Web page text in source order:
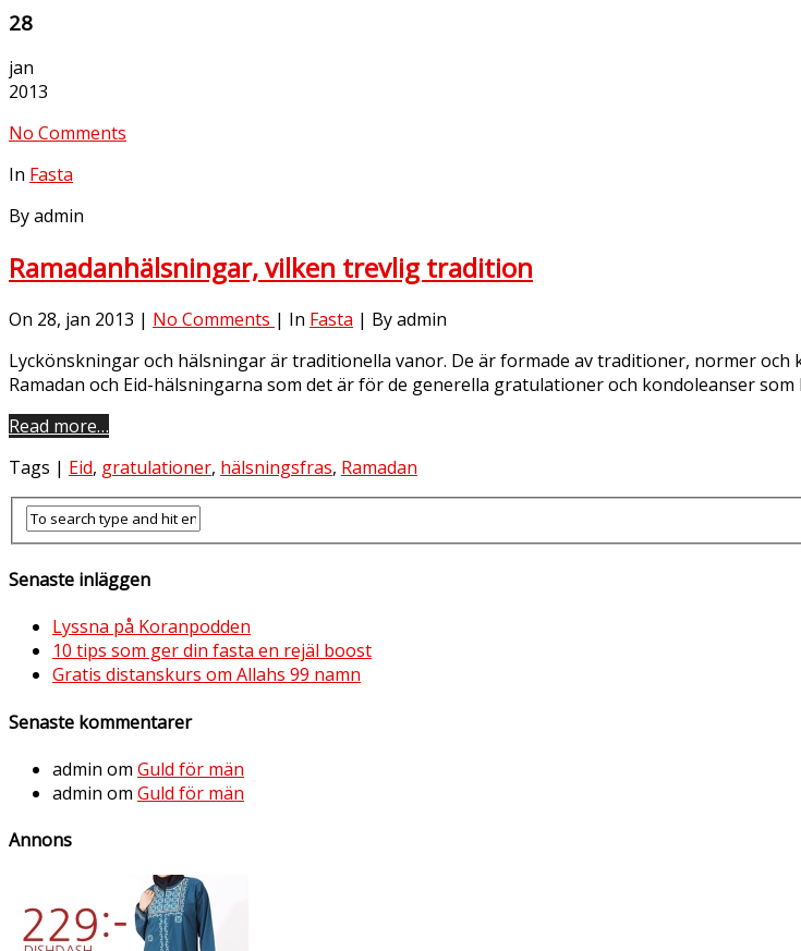
28
jan
2013
No Comments
In Fasta
By admin
Ramadanhälsningar, vilken trevlig tradition
On 28, jan 2013 | No Comments | In Fasta | By admin
Lyckönskningar och hälsningar är traditionella vanor. De är formade av traditioner, normer
Ramadan och Eid-hälsningarna som det är för de generella gratulationer och kondoleanser
Read more…
Tags | Eid, gratulationer, hälsningsfras, Ramadan
Senaste inläggen
Lyssna på Koranpodden
10 tips som ger din fasta en rejäl boost
Gratis distanskurs om Allahs 99 namn
Senaste kommentarer
admin om Guld för män
admin om Guld för män
Annons